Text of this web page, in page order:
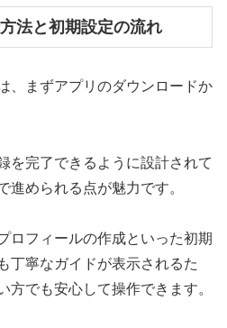
法と初期設定の流れ
、まずアプリのダウンロードか
を完了できるように設計されて
進められる点が魅力です。
ロフィールの作成といった初期
丁寧なガイドが表示されるた
方でも安心して操作できます。